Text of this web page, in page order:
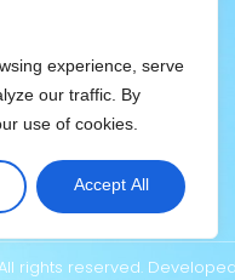
experience, serve
our traffic. By
use of cookies.
Accept All
rights reserved.